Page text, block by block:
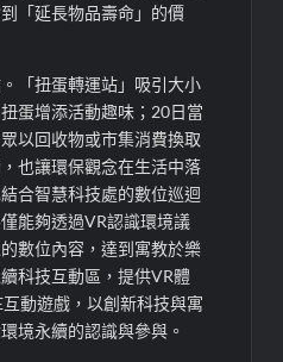
「延長物品壽命」的價
「扭蛋轉運站」吸引大小
蛋增添活動趣味； 20日當
以回收物或市集消費換取
也讓環保觀念在生活中落
合智慧科技處的數位巡迴
能夠透過VR認識環境議
數位內容，達到寓教於樂
科技互動區，提供VR體
互動遊戲，以創新科技與寓
境永續的認識與參與。